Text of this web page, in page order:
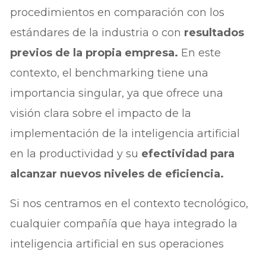
procedimientos en comparación con los
estándares de la industria o con resultados
previos de la propia empresa. En este
contexto, el benchmarking tiene una
importancia singular, ya que ofrece una
visión clara sobre el impacto de la
implementación de la inteligencia artificial
en la productividad y su efectividad para
alcanzar nuevos niveles de eficiencia.
Si nos centramos en el contexto tecnológico,
cualquier compañía que haya integrado la
inteligencia artificial en sus operaciones